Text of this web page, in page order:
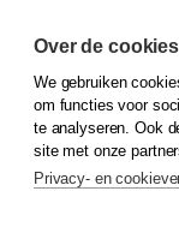
© 2026Koninklijke
Klantenservice
Service & informatie
Contact
Over de
We gebruiken
om functies voor
te analyseren. Ook
site met onze
Privacy- en